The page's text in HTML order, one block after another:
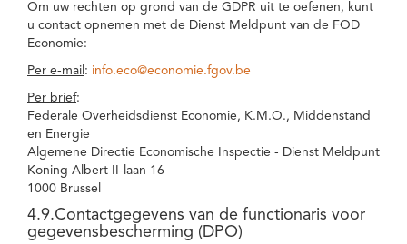
Om uw rechten op grond van de GDPR uit te oefenen, kunt
u contact opnemen met de Dienst Meldpunt van de FOD
Economie:
Per e-mail : info.eco@economie.fgov.be
Per brief:
Federale Overheidsdienst Economie, K.M.O., Middenstand
en Energie
Algemene Directie Economische Inspectie - Dienst Meldpunt
Koning Albert II-laan 16
1000 Brussel
4.9.Contactgegevens van de functionaris voor
gegevensbescherming (DPO)